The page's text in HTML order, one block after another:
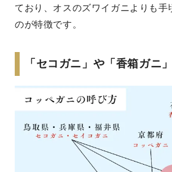
ており、オスのズワイガニよりも手
のが特徴です。
「セコガニ」や「香箱ガニ